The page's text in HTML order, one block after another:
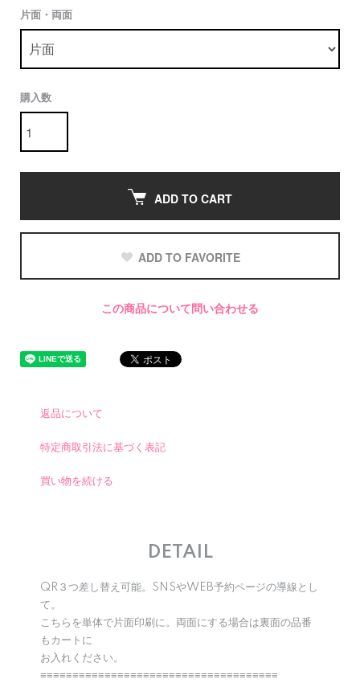
片面・両面
購入数
ADD TO CART
ADD TO FAVORITE
この商品について問い合わせる
返品について
特定商取引法に基づく表記
買い物を続ける
DETAIL
QR３つ差し替え可能。SNSやWEB予約ページの導線とし
て。
こちらを単体で片面印刷に。両面にする場合は裏面の品番
もカートに
お入れください。
≡≡≡≡≡≡≡≡≡≡≡≡≡≡≡≡≡≡≡≡≡≡≡≡≡≡≡≡≡≡≡≡≡≡≡≡≡